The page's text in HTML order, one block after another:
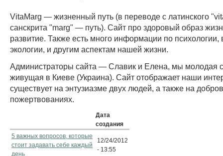
VitaMarg — жизненный путь (в переводе с латинского
санскрита "marg" — путь). Сайт про здоровый образ
развитие. Также есть много информации по психологии,
экологии, и другим аспектам нашей жизни.
Администраторы сайта — Славик и Елена, мы молодая
живущая в Киеве (Украина). Сайт отображает наши
существует на энтузиазме двух людей, а также на
пожертвованиях.
Дата
создания
5 важных вопросов, которые
стоит задавать себе каждый
день
12/24/2012
- 13:55